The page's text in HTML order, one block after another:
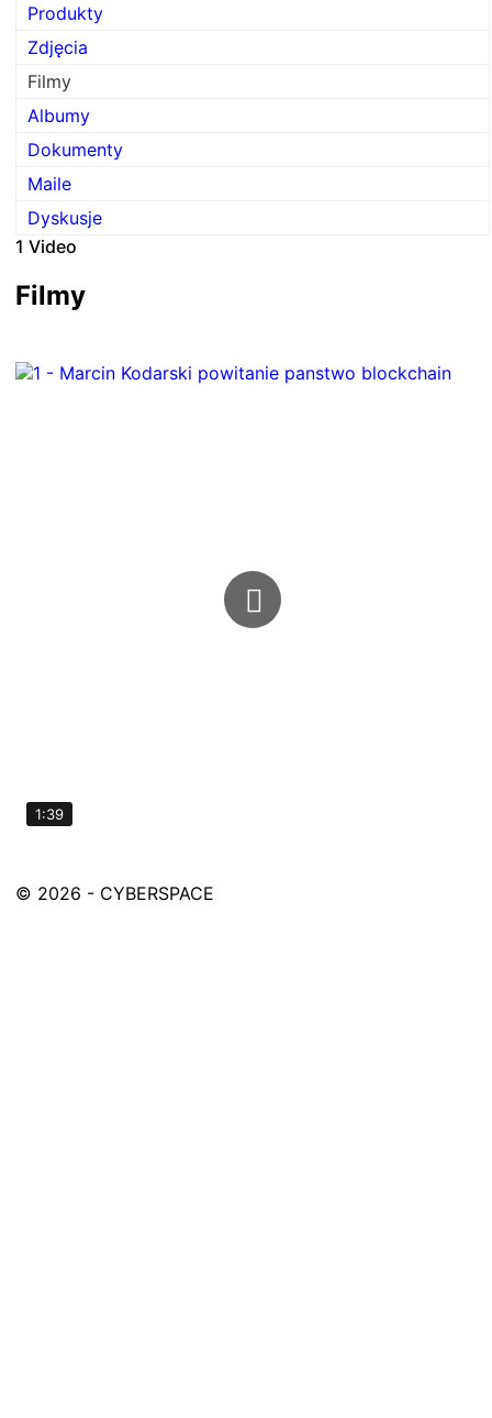
Produkty
Zdjęcia
Filmy
Albumy
Dokumenty
Maile
Dyskusje
1 Video
Filmy
1:39
© 2026 - CYBERSPACE